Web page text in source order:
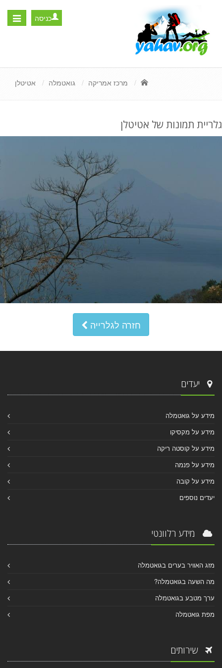
Toggle
כניסה
מרכז אמריקה גואטמלה אטיטלן
גלריית תמונות של אטיטלן
חזרה לגלרייה
יעדים
מידע על גואטמלה
מידע על מקסיקו
מידע על קוסטה ריקה
מידע על פנמה
מידע על קובה
יעדים נוספים
מידע רלוונטי
מזג האוויר בערים בגואטמלה
מה השעה בגואטמלה?
ערך מטבע בגואטמלה
מפת גואטמלה
שירותים